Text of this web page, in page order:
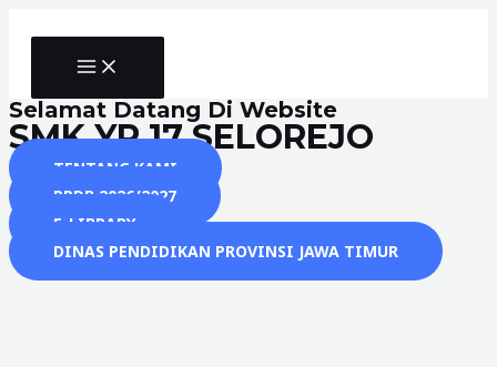
MAIN
MENU
Selamat Datang Di Website
SMK YP 17 SELOREJO
TENTANG KAMI
PPDB 2026/2027
E-LIBRARY
DINAS PENDIDIKAN PROVINSI JAWA TIMUR